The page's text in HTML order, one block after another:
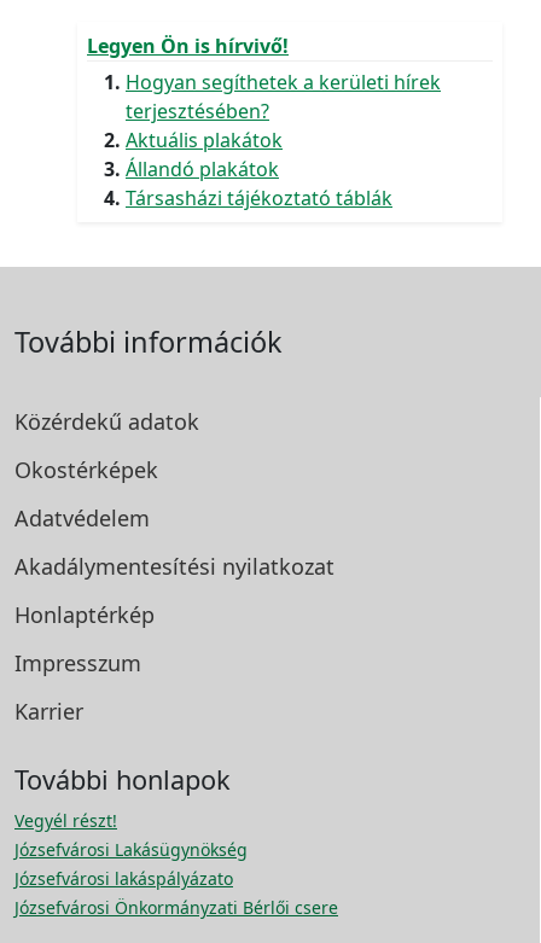
Legyen Ön is hírvivő!
Hogyan segíthetek a kerületi hírek
terjesztésében?
Aktuális plakátok
Állandó plakátok
Társasházi tájékoztató táblák
További információk
Közérdekű adatok
Okostérképek
Adatvédelem
Akadálymentesítési nyilatkozat
Honlaptérkép
Impresszum
Karrier
További honlapok
Vegyél részt!
Józsefvárosi Lakásügynökség
Józsefvárosi lakáspályázato
Józsefvárosi Önkormányzati Bérlői csere